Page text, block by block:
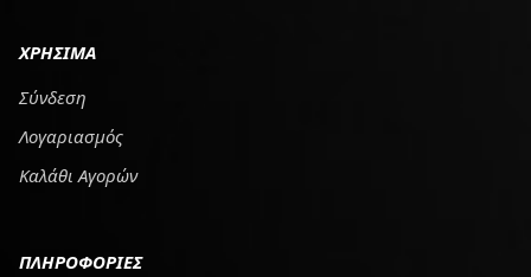
ΧΡΗΣΙΜΑ
Σύνδεση
Λογαριασμός
Καλάθι Αγορών
ΠΛΗΡΟΦΟΡΙΕΣ